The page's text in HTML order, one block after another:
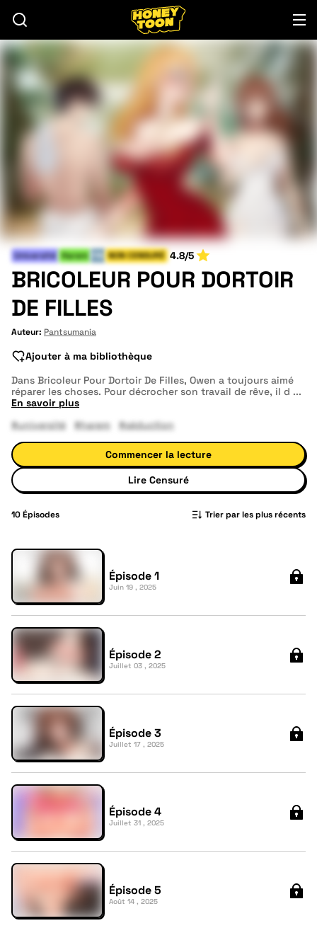
Université Harem NON CENSURÉ 4.8/5
BRICOLEUR POUR DORTOIR
DE FILLES
Auteur: Pantsumania
Ajouter à ma bibliothèque
Dans Bricoleur Pour Dortoir De Filles, Owen a toujours aimé
réparer les choses. Pour décrocher son travail de rêve, il d ...
En savoir plus
#université
#harem #séduction
Commencer la lecture
Lire Censuré
10Épisodes Trier par les plus récents
Épisode 1
Juin 19 , 2025
Épisode 2
Juillet 03 , 2025
Épisode 3
Juillet 17 , 2025
Épisode 4
Juillet 31 , 2025
Épisode 5
Août 14 , 2025